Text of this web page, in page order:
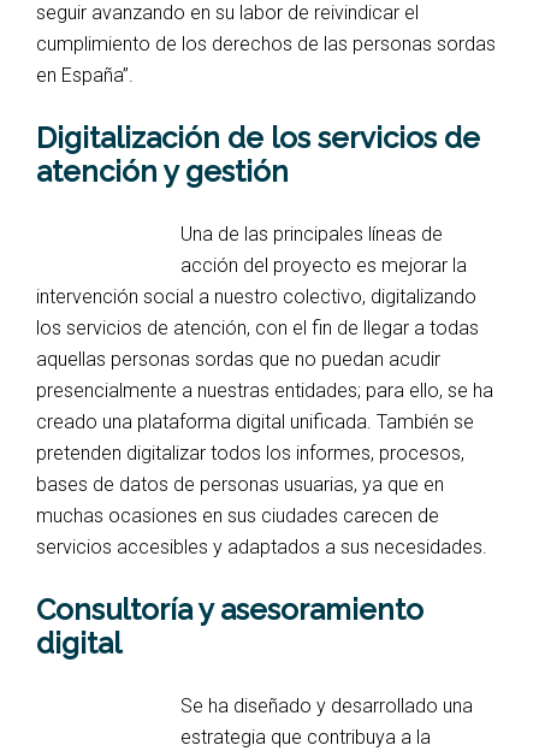
seguir avanzando en su labor de reivindicar el
cumplimiento de los derechos de las personas sordas
en España”.
Digitalización de los servicios de
atención y gestión
Una de las principales líneas de
acción del proyecto es mejorar la
intervención social a nuestro colectivo, digitalizando
los servicios de atención, con el fin de llegar a todas
aquellas personas sordas que no puedan acudir
presencialmente a nuestras entidades; para ello, se ha
creado una plataforma digital unificada. También se
pretenden digitalizar todos los informes, procesos,
bases de datos de personas usuarias, ya que en
muchas ocasiones en sus ciudades carecen de
servicios accesibles y adaptados a sus necesidades.
Consultoría y asesoramiento
digital
Se ha diseñado y desarrollado una
estrategia que contribuya a la